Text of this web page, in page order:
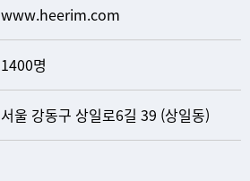
www.heerim.com
1400명
서울 강동구 상일로6길 39 (상일동)